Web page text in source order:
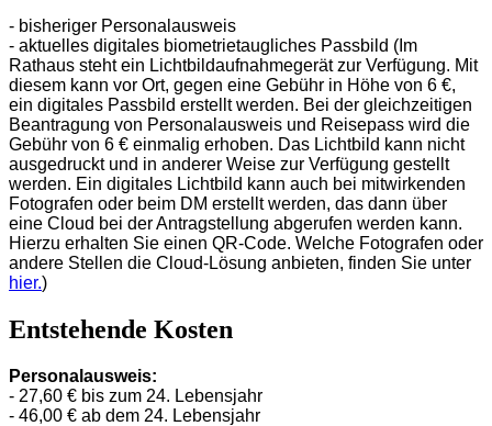
- bisheriger Personalausweis
- aktuelles digitales biometrietaugliches Passbild (Im
Rathaus steht ein Lichtbildaufnahmegerät zur Verfügung. Mit
diesem kann vor Ort, gegen eine Gebühr in Höhe von 6 €,
ein digitales Passbild erstellt werden. Bei der gleichzeitigen
Beantragung von Personalausweis und Reisepass wird die
Gebühr von 6 € einmalig erhoben. Das Lichtbild kann nicht
ausgedruckt und in anderer Weise zur Verfügung gestellt
werden. Ein digitales Lichtbild kann auch bei mitwirkenden
Fotografen oder beim DM erstellt werden, das dann über
eine Cloud bei der Antragstellung abgerufen werden kann.
Hierzu erhalten Sie einen QR-Code. Welche Fotografen oder
andere Stellen die Cloud-Lösung anbieten, finden Sie unter
hier.)
Entstehende Kosten
Personalausweis:
- 27,60 € bis zum 24. Lebensjahr
- 46,00 € ab dem 24. Lebensjahr